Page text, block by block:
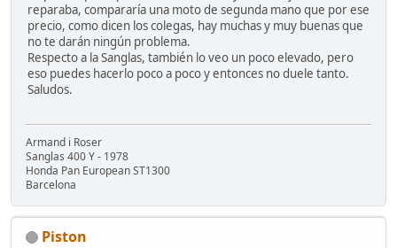
reparaba, compararía una moto de segunda mano que por ese
precio, como dicen los colegas, hay muchas y muy buenas que
no te darán ningún problema.
Respecto a la Sanglas, también lo veo un poco elevado, pero
eso puedes hacerlo poco a poco y entonces no duele tanto.
Saludos.
Armand i Roser
Sanglas 400 Y - 1978
Honda Pan European ST1300
Barcelona
Piston